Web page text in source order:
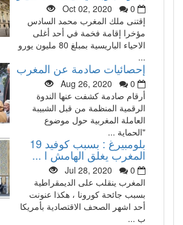
Oct 02, 2020
0
إقتنى ملك المغرب محمد السادس
مؤخرا إقامة فخمة في أحد أغلى
الاحياء الباريسية بمبلغ 80 مليون يورو
...
إحصائيات صادمة عن المغرب
Aug 26, 2020
0
أرقام صادمة كشفت عنها الندوة
الرقمية المنظمة من قبل الشبيبة
العاملة المغربية حول موضوع
"الحماية ...
بلومبيرغ : بسبب كوفيد 19
المغرب يغلق الهامش ا ...
Jul 28, 2020
0
المغرب ينقلب على الديمقراطية
بسبب جائحة كورونا ، هكذا عنونت
أحد اشهر الصحف الاقتصادية بأمريكا
ب ...